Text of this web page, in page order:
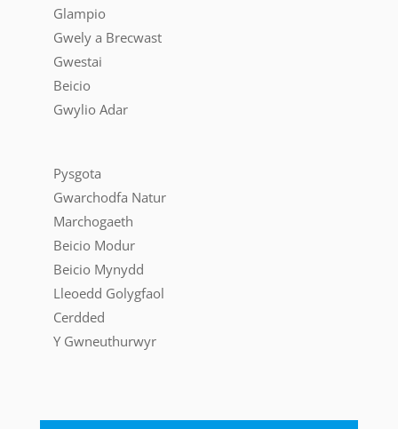
Glampio
Gwely a Brecwast
Gwestai
Beicio
Gwylio Adar
Pysgota
Gwarchodfa Natur
Marchogaeth
Beicio Modur
Beicio Mynydd
Lleoedd Golygfaol
Cerdded
Y Gwneuthurwyr